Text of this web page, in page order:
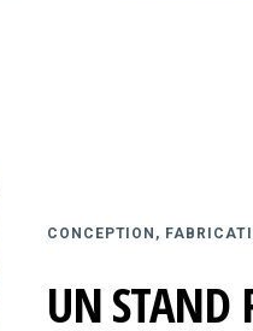
CONCEPTION,
UN STAND